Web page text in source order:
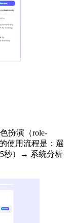
扮演（role-
使用流程是：選
秒）→ 系統分析